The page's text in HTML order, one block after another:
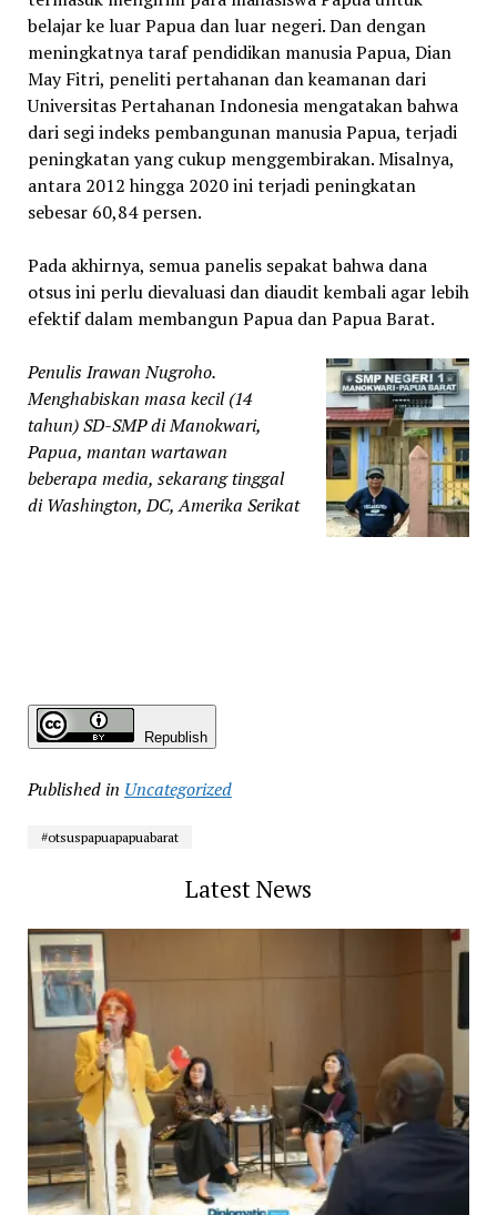
belajar ke luar Papua dan luar negeri. Dan dengan
meningkatnya taraf pendidikan manusia Papua, Dian
May Fitri, peneliti pertahanan dan keamanan dari
Universitas Pertahanan Indonesia mengatakan bahwa
dari segi indeks pembangunan manusia Papua, terjadi
peningkatan yang cukup menggembirakan. Misalnya,
antara 2012 hingga 2020 ini terjadi peningkatan
sebesar 60,84 persen.
Pada akhirnya, semua panelis sepakat bahwa dana
otsus ini perlu dievaluasi dan diaudit kembali agar lebih
efektif dalam membangun Papua dan Papua Barat.
Penulis Irawan Nugroho.
Menghabiskan masa kecil (14
tahun) SD-SMP di Manokwari,
Papua, mantan wartawan
beberapa media, sekarang tinggal
di Washington, DC, Amerika Serikat
Republish
Published in Uncategorized
#otsuspapuapapuabarat
Latest News